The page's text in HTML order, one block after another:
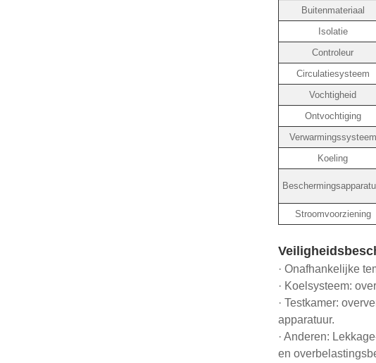
Buitenmateriaal
Isolatie
Controleur
Circulatiesysteem
Vochtigheid
Ontvochtiging
Verwarmingssysteem
Koeling
Stroomvoorziening
· Onafhankelijke
· Koelsysteem:
· Testkamer:
apparatuur.
· Anderen:
en